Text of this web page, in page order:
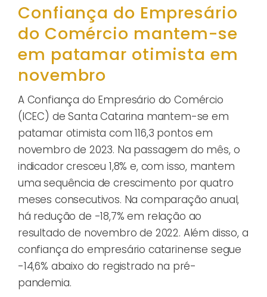
Confiança do Empresário
do Comércio mantem-se
em patamar otimista em
novembro
A Confiança do Empresário do Comércio
(ICEC) de Santa Catarina mantem-se em
patamar otimista com 116,3 pontos em
novembro de 2023. Na passagem do mês, o
indicador cresceu 1,8% e, com isso, mantem
uma sequência de crescimento por quatro
meses consecutivos. Na comparação anual,
há redução de -18,7% em relação ao
resultado de novembro de 2022. Além disso, a
confiança do empresário catarinense segue
-14,6% abaixo do registrado na pré-
pandemia.